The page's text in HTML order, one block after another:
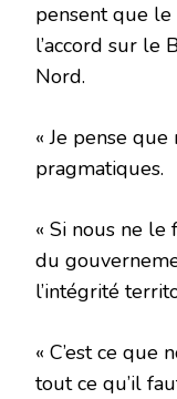
pensent que
l’accord sur le
Nord.
« Je pense
pragmatiques.
« Si nous ne le
du
l’intégrité
« C’est ce que
tout ce qu’il